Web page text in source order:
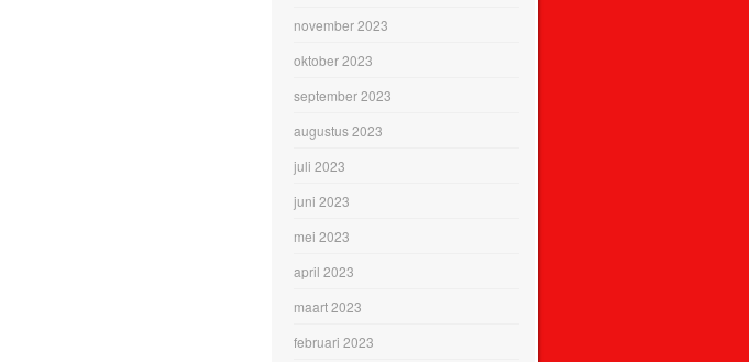
november 2023
oktober 2023
september 2023
augustus 2023
juli 2023
juni 2023
mei 2023
april 2023
maart 2023
februari 2023